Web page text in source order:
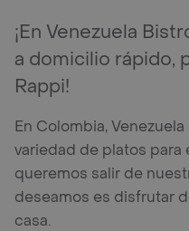
¡En Venezuela
a domicilio rápido,
Rappi!
En Colombia,
variedad de platos
queremos salir de
deseamos es disfrutar
casa.